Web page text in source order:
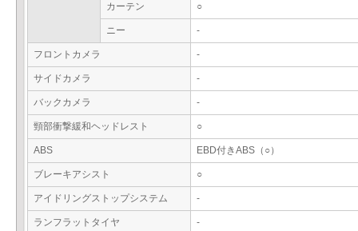
カーテン ○
ニー -
フロントカメラ -
サイドカメラ -
バックカメラ -
頸部衝撃緩和ヘッドレスト ○
ABS EBD付きABS（○）
ブレーキアシスト ○
アイドリングストップシステム -
ランフラットタイヤ -